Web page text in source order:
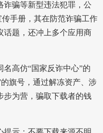
骗等新型违法犯罪，公
手册，其在防范诈骗工作
话题，还冲上多个应用商
高仿“国家反诈中心”的
旗号，通过解冻资产、涉
步为营，骗取下载者的钱